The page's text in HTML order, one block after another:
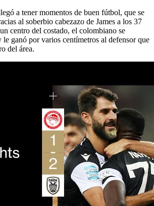
a tener momentos de buen fútbol, que se
al soberbio cabezazo de James a los 37
centro del costado, el colombiano se
le ganó por varios centímetros al defensor que
del área.